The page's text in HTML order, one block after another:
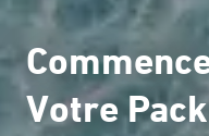
Votre